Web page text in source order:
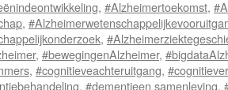
, #Alzheimertoekomst,
,
,
, #bewegingenAlzheimer,
, #cognitieveachteruitgang,
, #dementieen samenleving,